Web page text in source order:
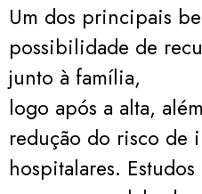
Um dos principais
possibilidade de
junto à família,
logo após a alta,
redução do risco de
hospitalares.